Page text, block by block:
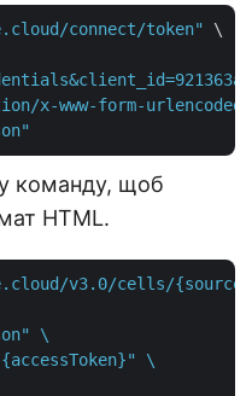
connect/token"
\
x-www-form-urlencoded"
команду, щоб
HTML.
v3.0/cells/
\
\